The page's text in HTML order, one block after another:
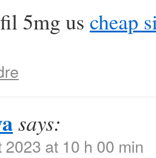
5mg us cheap
says:
2023 at 10 h 00 min